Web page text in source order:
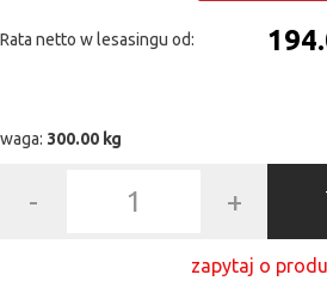
Rata netto w lesasingu od:
waga: 300.00 kg
- +
zapytaj o